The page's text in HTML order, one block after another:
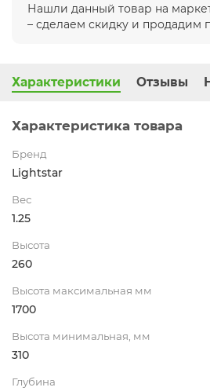
Нашли данный товар на
– сделаем скидку и продадим
Характеристики Отзывы
Характеристика товара
Бренд
Lightstar
Вес
1.25
Высота
260
Высота максимальная мм
1700
Высота минимальная, мм
310
Глубина